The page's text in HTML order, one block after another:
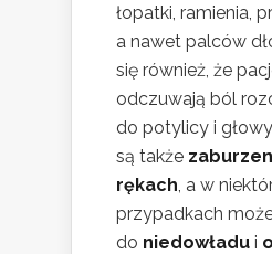
łopatki, ramienia,
a nawet palców
się również, że
odczuwają ból
do potylicy i
są także
rękach , a w
przypadkach
do niedowładu i